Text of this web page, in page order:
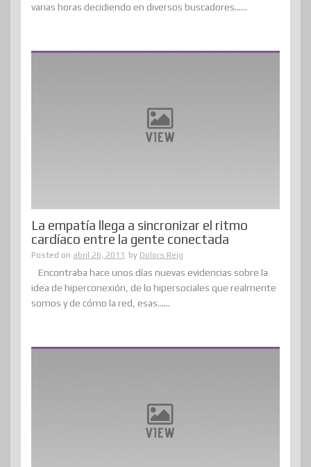
varias horas decidiendo en diversos buscadores......
La empatía llega a sincronizar el ritmo
cardíaco entre la gente conectada
Posted on abril 26, 2011 by Dolors Reig
Encontraba hace unos días nuevas evidencias sobre la
idea de hiperconexión, de lo hipersociales que realmente
somos y de cómo la red, esas......